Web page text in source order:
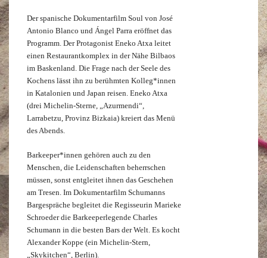
Der spanische Dokumentarfilm Soul von José
Antonio Blanco und Ángel Parra eröffnet das
Programm. Der Protagonist Eneko Atxa leitet
einen Restaurantkomplex in der Nähe Bilbaos
im Baskenland. Die Frage nach der Seele des
Kochens lässt ihn zu berühmten Kolleg*innen
in Katalonien und Japan reisen. Eneko Atxa
(drei Michelin-Sterne, „Azurmendi“,
Larrabetzu, Provinz Bizkaia) kreiert das Menü
des Abends.
Barkeeper*innen gehören auch zu den
Menschen, die Leidenschaften beherrschen
müssen, sonst entgleitet ihnen das Geschehen
am Tresen. Im Dokumentarfilm Schumanns
Bargespräche begleitet die Regisseurin Marieke
Schroeder die Barkeeperlegende Charles
Schumann in die besten Bars der Welt. Es kocht
Alexander Koppe (ein Michelin-Stern,
„Skykitchen“, Berlin).